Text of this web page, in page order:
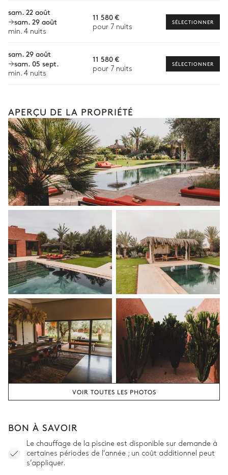
Location de vélo
Visites guidées et excursions
Balade à cheval
vous guidera vers les offres disponibles pour votre séjour.
sam. 22 août
sam. 29 août
min. 4 nuits
11 580 €
pour 7 nuits
SÉLECTIONNER
sam. 29 août
sam. 05 sept.
min. 4 nuits
11 580 €
pour 7 nuits
SÉLECTIONNER
APERÇU DE LA PROPRIÉTÉ
VOIR TOUTES LES PHOTOS
BON À SAVOIR
Le chauffage de la piscine est disponible sur demande à
certaines périodes de l'année ; un coût additionnel peut
s’appliquer.